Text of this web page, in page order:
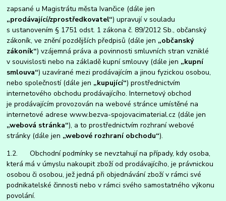
zapsané u Magistrátu města Ivančice (dále jen
„prodávající/zprostředkovatel“) upravují v souladu
s ustanovením § 1751 odst. 1 zákona č. 89/2012 Sb., občanský
zákoník, ve znění pozdějších předpisů (dále jen „občanský
zákoník“) vzájemná práva a povinnosti smluvních stran vzniklé
v souvislosti nebo na základě kupní smlouvy (dále jen „kupní
smlouva“) uzavírané mezi prodávajícím a jinou fyzickou osobou,
nebo společností (dále jen „kupující“) prostřednictvím
internetového obchodu prodávajícího. Internetový obchod
je prodávajícím provozován na webové stránce umístěné na
internetové adrese www.bezva-spojovacimaterial.cz (dále jen
„webová stránka“), a to prostřednictvím rozhraní webové
stránky (dále jen „webové rozhraní obchodu“).
1.2. Obchodní podmínky se nevztahují na případy, kdy osoba,
která má v úmyslu nakoupit zboží od prodávajícího, je právnickou
osobou či osobou, jež jedná při objednávání zboží v rámci své
podnikatelské činnosti nebo v rámci svého samostatného výkonu
povolání.